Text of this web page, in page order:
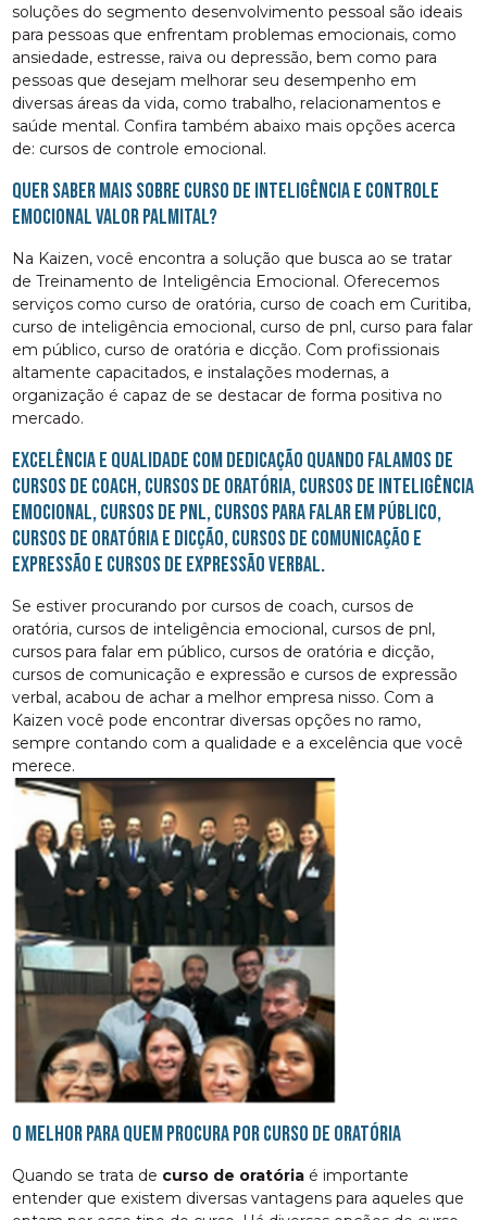
soluções do segmento desenvolvimento pessoal são ideais
para pessoas que enfrentam problemas emocionais, como
ansiedade, estresse, raiva ou depressão, bem como para
pessoas que desejam melhorar seu desempenho em
diversas áreas da vida, como trabalho, relacionamentos e
saúde mental. Confira também abaixo mais opções acerca
de: cursos de controle emocional.
Quer saber mais sobre curso de inteligência e controle
emocional valor Palmital?
Na Kaizen, você encontra a solução que busca ao se tratar
de Treinamento de Inteligência Emocional. Oferecemos
serviços como curso de oratória, curso de coach em Curitiba,
curso de inteligência emocional, curso de pnl, curso para falar
em público, curso de oratória e dicção. Com profissionais
altamente capacitados, e instalações modernas, a
organização é capaz de se destacar de forma positiva no
mercado.
Excelência e qualidade com dedicação quando falamos de
cursos de coach, cursos de oratória, cursos de inteligência
emocional, cursos de pnl, cursos para falar em público,
cursos de oratória e dicção, cursos de comunicação e
expressão e cursos de expressão verbal.
Se estiver procurando por cursos de coach, cursos de
oratória, cursos de inteligência emocional, cursos de pnl,
cursos para falar em público, cursos de oratória e dicção,
cursos de comunicação e expressão e cursos de expressão
verbal, acabou de achar a melhor empresa nisso. Com a
Kaizen você pode encontrar diversas opções no ramo,
sempre contando com a qualidade e a excelência que você
merece.
O melhor para quem procura por curso de oratória
Quando se trata de curso de oratória é importante
entender que existem diversas vantagens para aqueles que